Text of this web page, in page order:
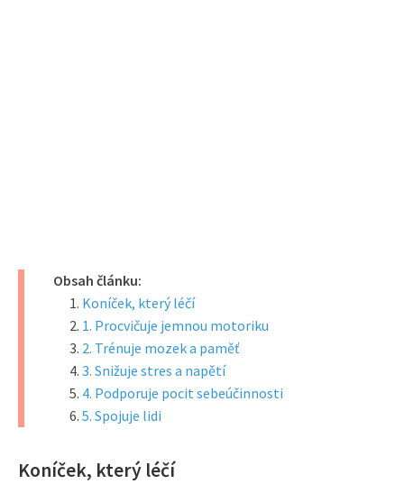
Obsah článku:
Koníček, který léčí
1. Procvičuje jemnou motoriku
2. Trénuje mozek a paměť
3. Snižuje stres a napětí
4. Podporuje pocit sebeúčinnosti
5. Spojuje lidi
Koníček, který léčí